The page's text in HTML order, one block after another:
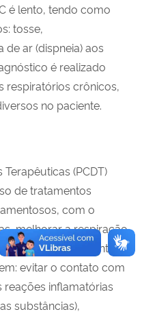
é lento, tendo como
tosse,
ar (dispneia) aos
é realizado
respiratórios crônicos,
no paciente.
(PCDT)
de tratamentos
com o
melhorar a respiração
O tratamento
evitar o contato com
reações inflamatórias
substâncias),